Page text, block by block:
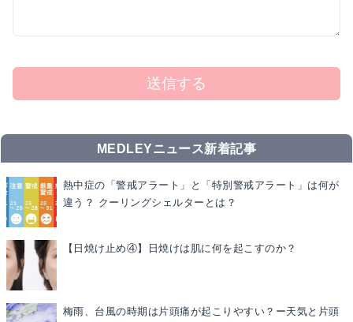
送信する
MEDLEYニュース新着記事
熱中症の「警戒アラート」と「特別警戒アラート」は何が
違う？ クーリングシェルターとは？
【日焼け止め④】日焼けは肌に何を起こすのか？
梅雨、台風の時期は片頭痛が起こりやすい？ー天気と片頭